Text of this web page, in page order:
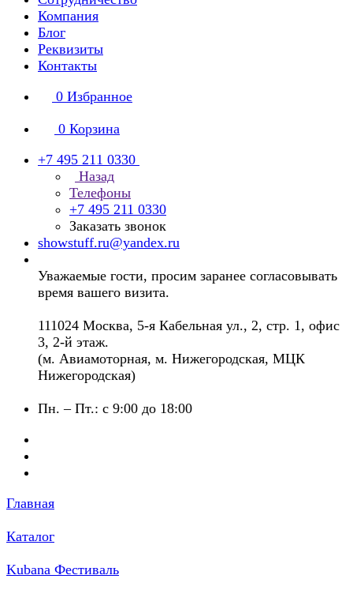
Компания
Блог
Реквизиты
Контакты
0 Избранное
0 Корзина
+7 495 211 0330
Назад
Телефоны
+7 495 211 0330
Заказать звонок
showstuff.ru@yandex.ru
Уважаемые гости, просим заранее согласовывать
время вашего визита.
111024 Москва, 5-я Кабельная ул., 2, стр. 1, офис
3, 2-й этаж.
(м. Авиамоторная, м. Нижегородская, МЦК
Нижегородская)
Пн. – Пт.: с 9:00 до 18:00
Главная
Каталог
Kubana Фестиваль